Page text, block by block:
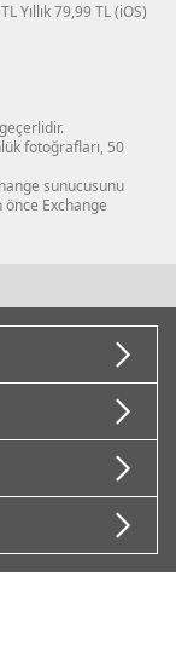
Yıllık 79,99 TL (iOS)
fotoğrafları, 50
sunucusunu
Exchange